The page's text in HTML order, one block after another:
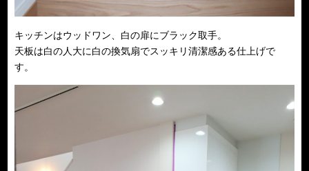
キッチンはウッドワン、白の扉にブラック取手。
天板は白の人大に白の換気扇でスッキリ清潔感ある仕上げで
す。